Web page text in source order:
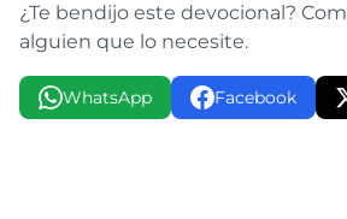
¿Te bendijo este devocional?
alguien que lo necesite.
WhatsApp Facebook